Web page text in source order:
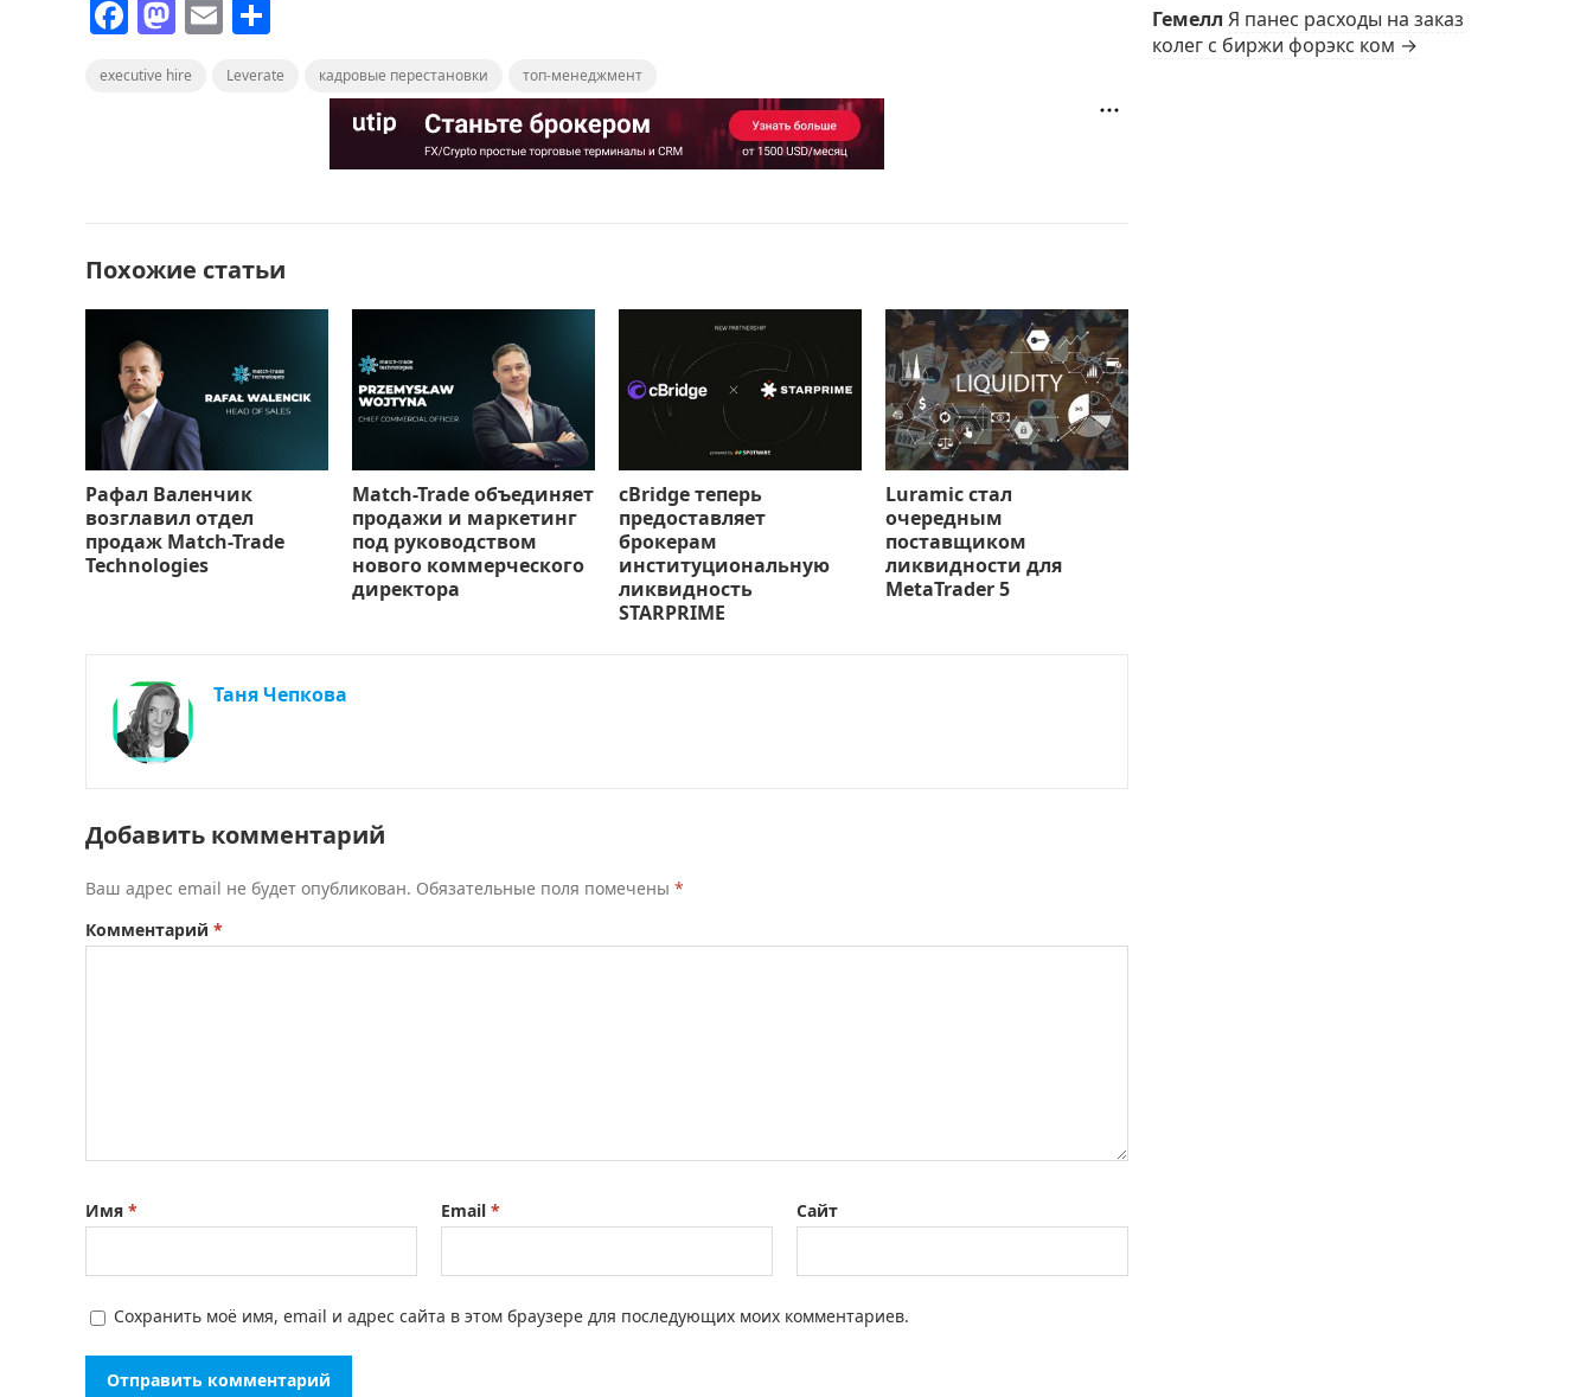
F
c
k
M
st
E
ai п
т
ь
executive hire Leverate кадровые перестановки топ-менеджмент
Похожие статьи
Рафал Валенчик
возглавил отдел
продаж Match-Trade
Technologies
Match-Trade объединяет
продажи и маркетинг
под руководством
нового коммерческого
директора
cBridge теперь
предоставляет
брокерам
институциональную
ликвидность
STARPRIME
Luramic стал
очередным
поставщиком
ликвидности для
MetaTrader 5
Таня Чепкова
Добавить комментарий
Ваш адрес email не будет опубликован. Обязательные поля помечены *
Комментарий *
Имя * Email * Сайт
Сохранить моё имя, email и адрес сайта в этом браузере для последующих моих комментариев.
Гемелл Я панес расходы на заказ
колег с биржи форэкс ком →